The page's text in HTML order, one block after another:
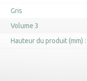
Gris
Volume 3
Hauteur du produit (mm) :